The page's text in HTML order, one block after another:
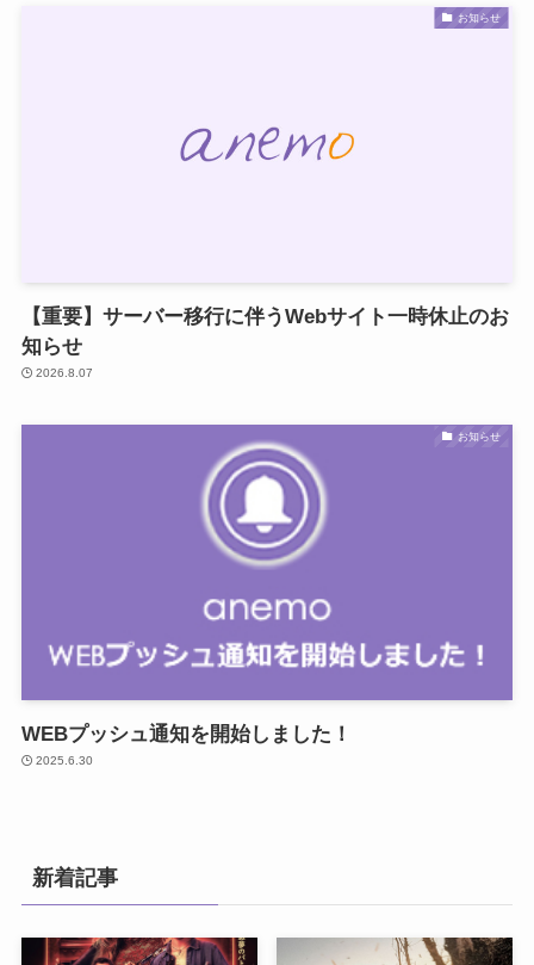
お知らせ
【重要】サーバー移行に伴うWebサイト一時休止のお
知らせ
2026.8.07
お知らせ
WEBプッシュ通知を開始しました！
2025.6.30
新着記事